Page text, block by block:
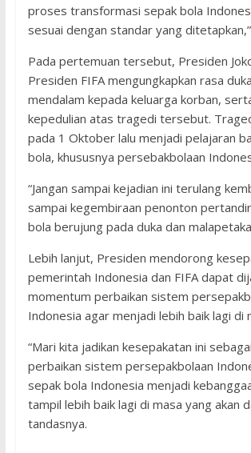
proses transformasi sepak bola
sesuai dengan standar yang
Pada pertemuan tersebut, Presiden
Presiden FIFA mengungkapkan rasa
mendalam kepada keluarga korban,
kepedulian atas tragedi tersebut.
pada 1 Oktober lalu menjadi pelajaran
bola, khususnya persebakbolaan
“Jangan sampai kejadian ini terulang
sampai kegembiraan penonton
bola berujung pada duka dan
Lebih lanjut, Presiden mendorong
pemerintah Indonesia dan FIFA dapat
momentum perbaikan sistem
Indonesia agar menjadi lebih baik lagi di
“Mari kita jadikan kesepakatan ini
perbaikan sistem persepakbolaan
sepak bola Indonesia menjadi
tampil lebih baik lagi di masa yang akan
tandasnya.